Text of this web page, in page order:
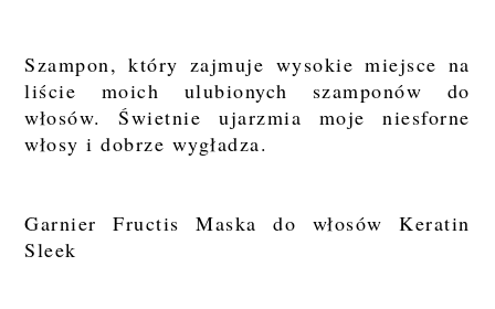
Szampon, który zajmuje wysokie miejsce na
liście moich ulubionych szamponów do
włosów. Świetnie ujarzmia moje niesforne
włosy i dobrze wygładza.
Garnier Fructis Maska do włosów Keratin
Sleek